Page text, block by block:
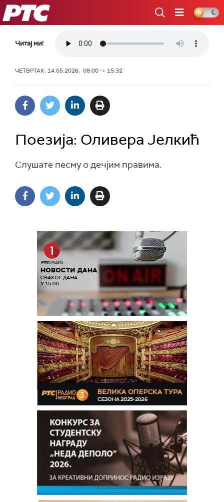
РТС
Читај ми!
ЧЕТВРТАК, 14.05.2026, 08:00 -> 15:32
Поезија: Оливера Јелкић
Слушате песму о дечјим правима.